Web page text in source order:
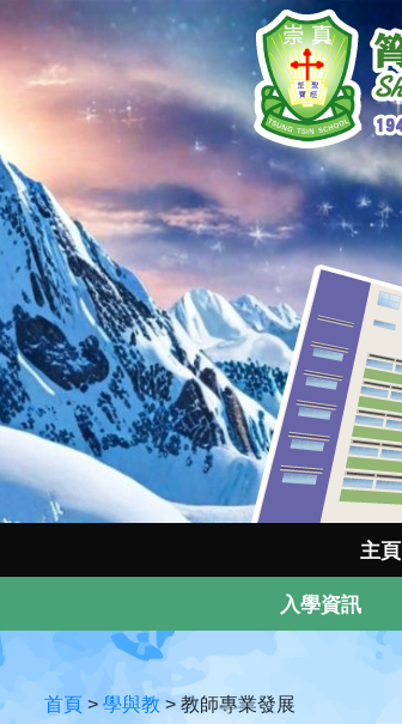
主頁
入學資訊
首頁 > 學與教 > 教師專業發展